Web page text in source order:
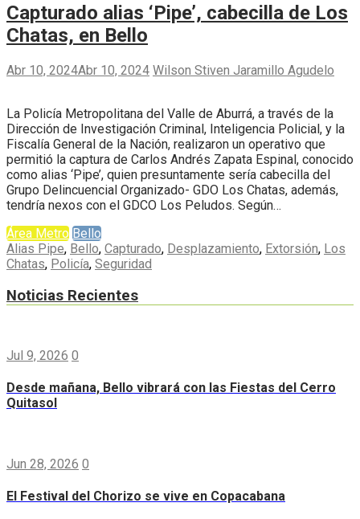
Capturado alias ‘Pipe’, cabecilla de Los
Chatas, en Bello
Abr 10, 2024Abr 10, 2024 Wilson Stiven Jaramillo Agudelo
La Policía Metropolitana del Valle de Aburrá, a través de la
Dirección de Investigación Criminal, Inteligencia Policial, y la
Fiscalía General de la Nación, realizaron un operativo que
permitió la captura de Carlos Andrés Zapata Espinal, conocido
como alias ‘Pipe’, quien presuntamente sería cabecilla del
Grupo Delincuencial Organizado- GDO Los Chatas, además,
tendría nexos con el GDCO Los Peludos. Según…
Área Metro Bello
Alias Pipe, Bello, Capturado, Desplazamiento, Extorsión, Los
Chatas, Policía, Seguridad
Noticias Recientes
Jul 9, 2026 0
Desde mañana, Bello vibrará con las Fiestas del Cerro
Quitasol
Jun 28, 2026 0
El Festival del Chorizo se vive en Copacabana